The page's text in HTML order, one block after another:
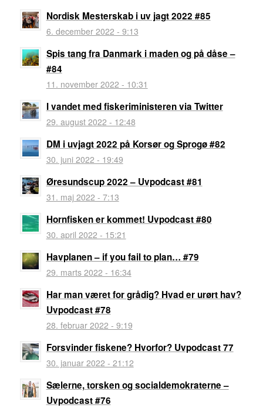
Nordisk Mesterskab i uv jagt 2022 #85
6. december 2022 - 9:13
Spis tang fra Danmark i maden og på dåse –
#84
11. november 2022 - 10:31
I vandet med fiskeriministeren via Twitter
29. august 2022 - 12:48
DM i uvjagt 2022 på Korsør og Sprogø #82
30. juni 2022 - 19:49
Øresundscup 2022 – Uvpodcast #81
31. maj 2022 - 7:13
Hornfisken er kommet! Uvpodcast #80
30. april 2022 - 15:21
Havplanen – if you fail to plan… #79
29. marts 2022 - 16:34
Har man været for grådig? Hvad er urørt hav?
Uvpodcast #78
28. februar 2022 - 9:19
Forsvinder fiskene? Hvorfor? Uvpodcast 77
30. januar 2022 - 21:12
Sælerne, torsken og socialdemokraterne –
Uvpodcast #76